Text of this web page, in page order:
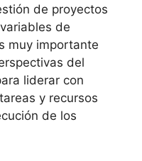
de proyectos
de
muy importante
del
liderar con
y recursos
de los